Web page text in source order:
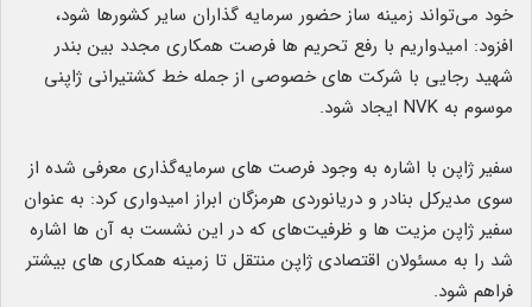
خود می‌تواند زمینه ساز حضور سرمایه گذاران سایر کشورها شود،
افزود: امیدواریم با رفع تحریم ها فرصت همکاری مجدد بین بندر
شهید رجایی با شرکت های خصوصی از جمله خط کشتیرانی ژاپنی
موسوم به NVK ایجاد شود.
سفیر ژاپن با اشاره به وجود فرصت های سرمایه‌گذاری معرفی شده از
سوی مدیرکل بنادر و دریانوردی هرمزگان ابراز امیدواری کرد: به عنوان
سفیر ژاپن مزیت ها و ظرفیت‌های که در این نشست به آن ها اشاره
شد را به مسئولان اقتصادی ژاپن منتقل تا زمینه همکاری های بیشتر
فراهم شود.